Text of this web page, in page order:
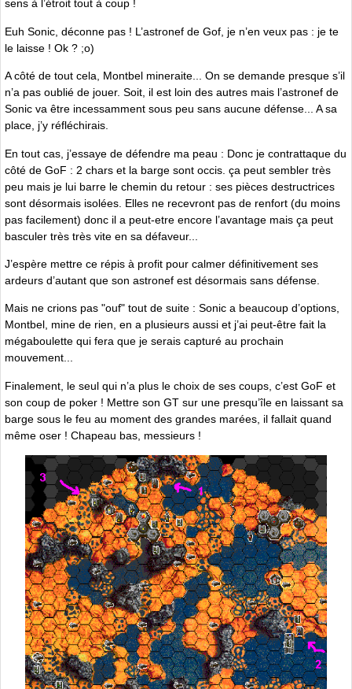
sens à l’étroit tout à coup !
Euh Sonic, déconne pas ! L’astronef de Gof, je n’en veux pas : je te
le laisse ! Ok ? ;o)
A côté de tout cela, Montbel mineraite... On se demande presque s’il
n’a pas oublié de jouer. Soit, il est loin des autres mais l’astronef de
Sonic va être incessamment sous peu sans aucune défense... A sa
place, j’y réfléchirais.
En tout cas, j’essaye de défendre ma peau : Donc je contrattaque du
côté de GoF : 2 chars et la barge sont occis. ça peut sembler très
peu mais je lui barre le chemin du retour : ses pièces destructrices
sont désormais isolées. Elles ne recevront pas de renfort (du moins
pas facilement) donc il a peut-etre encore l’avantage mais ça peut
basculer très très vite en sa défaveur...
J’espère mettre ce répis à profit pour calmer définitivement ses
ardeurs d’autant que son astronef est désormais sans défense.
Mais ne crions pas "ouf" tout de suite : Sonic a beaucoup d’options,
Montbel, mine de rien, en a plusieurs aussi et j’ai peut-être fait la
mégaboulette qui fera que je serais capturé au prochain
mouvement...
Finalement, le seul qui n’a plus le choix de ses coups, c’est GoF et
son coup de poker ! Mettre son GT sur une presqu’île en laissant sa
barge sous le feu au moment des grandes marées, il fallait quand
même oser ! Chapeau bas, messieurs !